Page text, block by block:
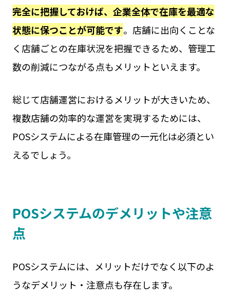
完全に把握しておけば、企業全体で在庫を最適な
状態に保つことが可能です。店舗に出向くことな
く店舗ごとの在庫状況を把握できるため、管理工
数の削減につながる点もメリットといえます。
総じて店舗運営におけるメリットが大きいため、
複数店舗の効率的な運営を実現するためには、
POSシステムによる在庫管理の一元化は必須とい
えるでしょう。
POSシステムのデメリットや注意
点
POSシステムには、メリットだけでなく以下のよ
うなデメリット・注意点も存在します。